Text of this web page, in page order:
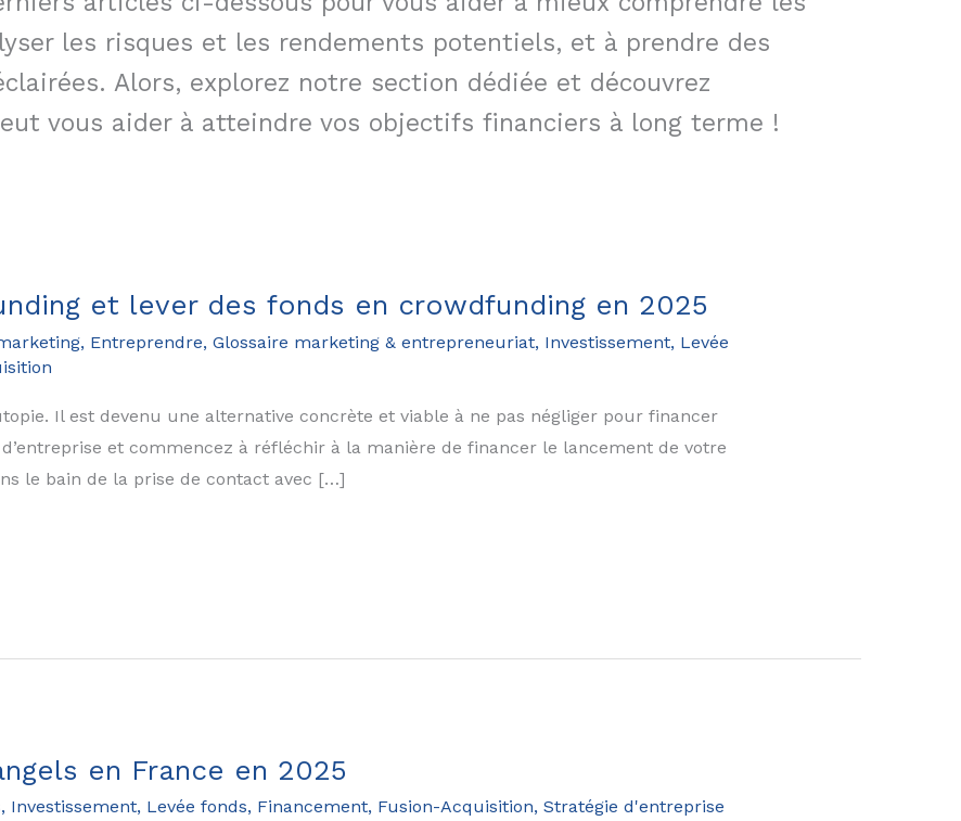
les risques et les rendements potentiels, et à prendre des
Alors, explorez notre section dédiée et découvrez
vous aider à atteindre vos objectifs financiers à long terme !
et lever des fonds en crowdfunding en 2025
, Entreprendre, Glossaire marketing & entrepreneuriat, Investissement, Levée
Il est devenu une alternative concrète et viable à ne pas négliger pour financer
et commencez à réfléchir à la manière de financer le lancement de votre
le bain de la prise de contact avec […]
en France en 2025
, Investissement, Levée fonds, Financement, Fusion-Acquisition, Stratégie d'entreprise